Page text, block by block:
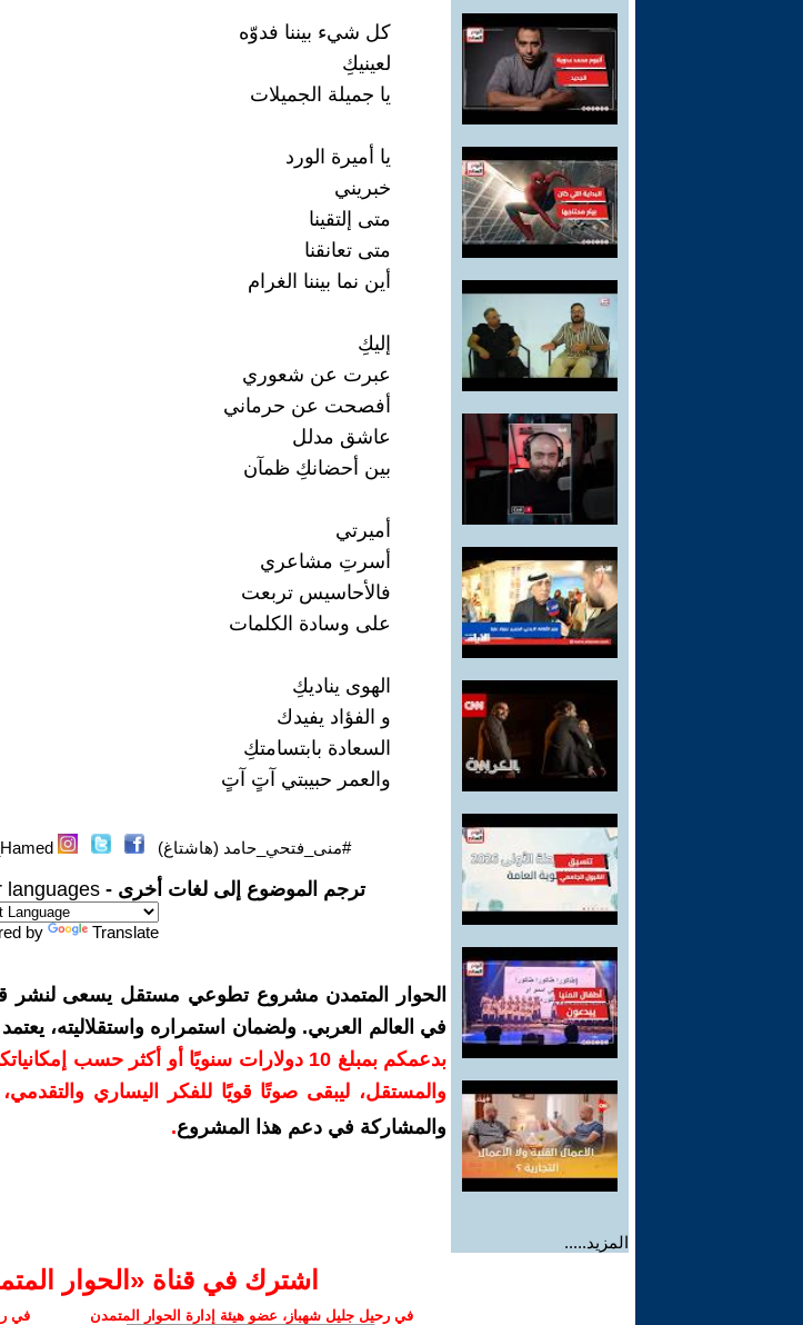
المزيد.....
كل شيء بيننا فدوّه
لعينيكِ
يا جميلة الجميلات
يا أميرة الورد
خبريني
متى إلتقينا
متى تعانقنا
أين نما بيننا الغرام
إليكِ
عبرت عن شعوري
أفصحت عن حرماني
عاشق مدلل
بين أحضانكِ ظمآن
أميرتي
أسرتِ مشاعري
فالأحاسيس تربعت
على وسادة الكلمات
الهوى يناديكِ
و الفؤاد يفيدك
السعادة بابتسامتكِ
والعمر حبيبتي آتٍ آتٍ
#منى_فتحي_حامد (هاشتاغ)
ترجم الموضوع إلى لغات أخرى - languages
by Translate
الحوار المتمدن مشروع تطوعي مستقل يسعى لنشر قيم
في العالم العربي. ولضمان استمراره واستقلاليته،
بدعمكم بمبلغ 10 دولارات سنويًا أو أكثر حسب
والمستقل، ليبقى صوتًا قويًا للفكر اليساري والتقدمي،
والمشاركة في دعم هذا المشروع.
اشترك في قناة ‫«الحوار
في رحيل جليل شهباز، عضو هيئة إدارة الحوار المتمدن في